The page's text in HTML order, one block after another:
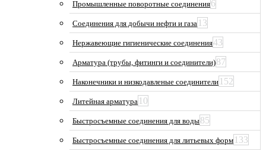
Промышленные поворотные соединения6
Соединения для добычи нефти и газа 13
Нержавеющие гигиенические соединения43
Арматура (трубы, фитинги и соединители)87
Наконечники и низкодавленые соединители 152
Литейная арматура 10
Быстросъемные соединения для воды85
Быстросъемные соединения для литьевых форм 133